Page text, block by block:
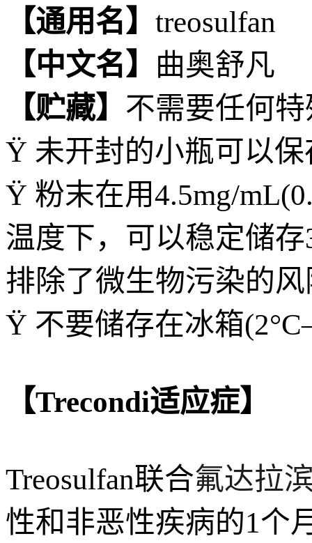
【通用名】 treosulfan
【中文名】 曲奥舒凡
【贮藏】 不需要任何
Ÿ 未开封的小瓶可以保
Ÿ 粉末在用4.5mg/mL
温度下，可以稳定储
排除了微生物污染的
Ÿ 不要储存在冰箱
【Trecondi适应症】
Treosulfan联合氟达拉
性和非恶性疾病的1个